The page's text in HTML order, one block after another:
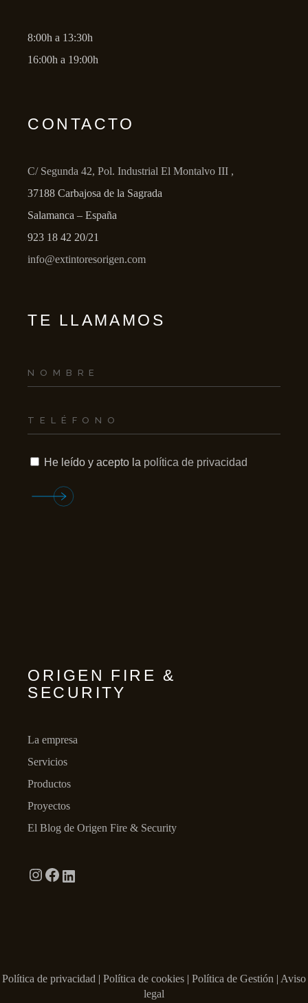
8:00h a 13:30h
16:00h a 19:00h
CONTACTO
C/ Segunda 42, Pol. Industrial El Montalvo III ,
37188 Carbajosa de la Sagrada
Salamanca – España
923 18 42 20/21
info@extintoresorigen.com
TE LLAMAMOS
He leído y acepto la política de privacidad
ORIGEN FIRE &
SECURITY
La empresa
Servicios
Productos
Proyectos
El Blog de Origen Fire & Security
Política de privacidad | Política de cookies | Política de Gestión | Aviso
legal